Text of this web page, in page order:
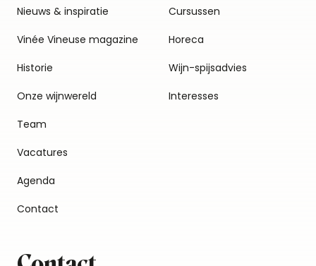
Nieuws & inspiratie
Vinée Vineuse magazine
Historie
Onze wijnwereld
Team
Vacatures
Agenda
Contact
Cursussen
Horeca
Wijn-spijsadvies
Interesses